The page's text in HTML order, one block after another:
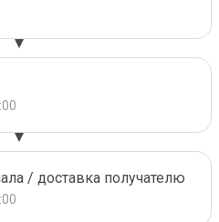
/ доставка получателю